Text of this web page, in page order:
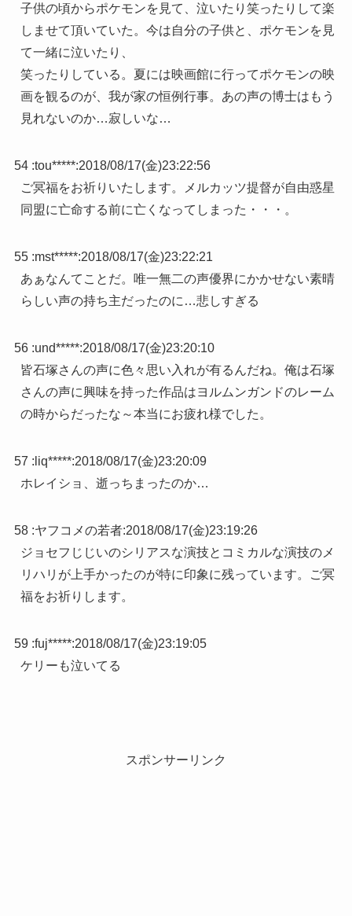
子供の頃からポケモンを見て、泣いたり笑ったりして楽
しませて頂いていた。今は自分の子供と、ポケモンを見
て一緒に泣いたり、
笑ったりしている。夏には映画館に行ってポケモンの映
画を観るのが、我が家の恒例行事。あの声の博士はもう
見れないのか…寂しいな…
54 :tou*****:2018/08/17(金)23:22:56
ご冥福をお祈りいたします。メルカッツ提督が自由惑星
同盟に亡命する前に亡くなってしまった・・・。
55 :mst*****:2018/08/17(金)23:22:21
あぁなんてことだ。唯一無二の声優界にかかせない素晴
らしい声の持ち主だったのに…悲しすぎる
56 :und*****:2018/08/17(金)23:20:10
皆石塚さんの声に色々思い入れが有るんだね。俺は石塚
さんの声に興味を持った作品はヨルムンガンドのレーム
の時からだったな～本当にお疲れ様でした。
57 : liq*****:2018/08/17(金)23:20:09
ホレイショ、逝っちまったのか…
58 :ヤフコメの若者:2018/08/17(金)23:19:26
ジョセフじじいのシリアスな演技とコミカルな演技のメ
リハリが上手かったのが特に印象に残っています。ご冥
福をお祈りします。
59 :fuj*****:2018/08/17(金)23:19:05
ケリーも泣いてる
スポンサーリンク